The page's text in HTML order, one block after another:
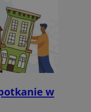
w